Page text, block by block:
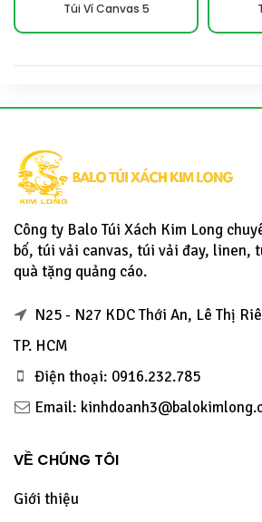
Túi Ví Canvas 5
Công ty Balo Túi Xách Kim Long
bố, túi vải canvas, túi vải đay, linen,
quà tặng quảng cáo.
N25 - N27 KDC Thới An, Lê Thị
TP. HCM
Điện thoại: 0916.232.785
Email:
VỀ CHÚNG TÔI
Giới thiệu